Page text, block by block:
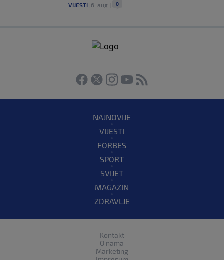
VIJESTI 6. aug. 0
NAJNOVIJE
VIJESTI
FORBES
SPORT
SVIJET
MAGAZIN
ZDRAVLJE
Kontakt
O nama
Marketing